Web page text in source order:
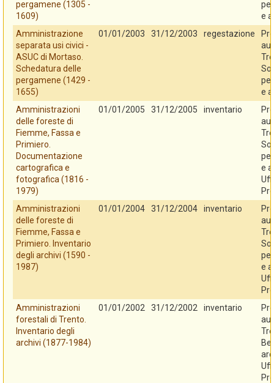
pergamene (1305 -
1609)
e
Amministrazione
separata usi civici -
ASUC di Mortaso.
Schedatura delle
pergamene (1429 -
1655)
01/01/2003 31/12/2003 regestazione
e
Amministrazioni
delle foreste di
Fiemme, Fassa e
Primiero.
Documentazione
cartografica e
fotografica (1816 -
1979)
01/01/2005 31/12/2005 inventario
e
Amministrazioni
delle foreste di
Fiemme, Fassa e
Primiero. Inventario
degli archivi (1590 -
1987)
01/01/2004 31/12/2004 inventario
e
Amministrazioni
forestali di Trento.
Inventario degli
archivi (1877-1984)
01/01/2002 31/12/2002 inventario